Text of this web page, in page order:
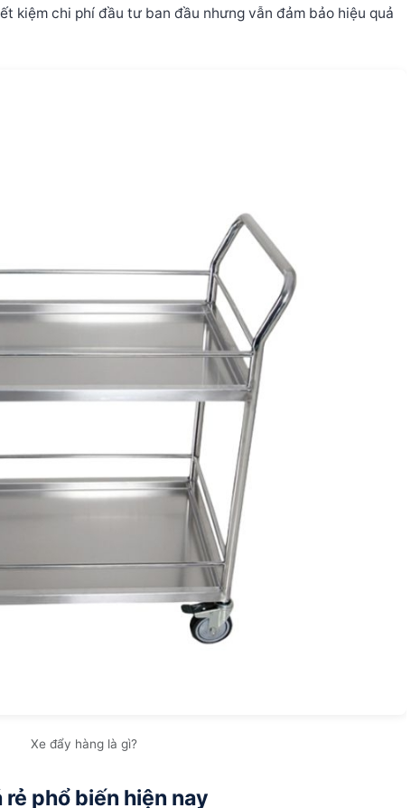
kiệm chi phí đầu tư ban đầu nhưng vẫn đảm bảo hiệu quả
Xe đẩy hàng là gì?
phổ biến hiện nay